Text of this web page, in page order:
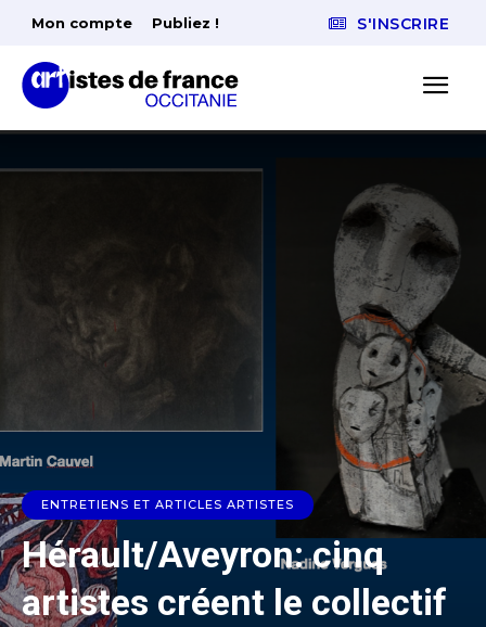
Mon compte Publiez ! S'INSCRIRE
ENTRETIENS ET ARTICLES ARTISTES
Hérault/Aveyron: cinq
artistes créent le collectif